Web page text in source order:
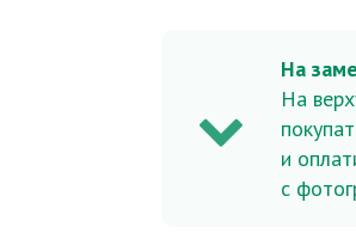
На
На
и
с